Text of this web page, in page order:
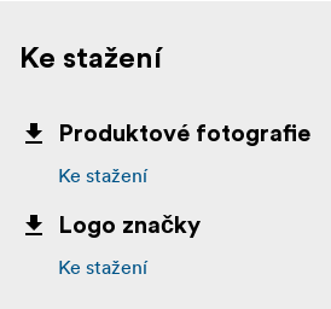
Ke stažení
Produktové fotografie
Ke stažení
Logo značky
Ke stažení